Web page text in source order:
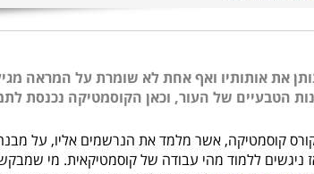
הטבעיים של העור, וכאן הקוסמטיקה נכנסת
קוסמטיקה, אשר מלמד את הנרשמים אליו, על
ניגשים ללמוד מהי עבודה של קוסמטיקאית. מי